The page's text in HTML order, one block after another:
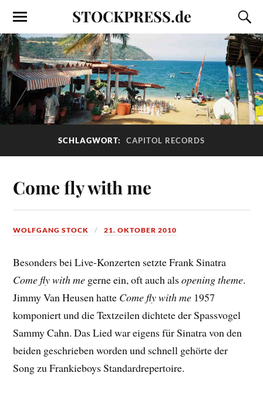
STOCKPRESS.de
SCHLAGWORT: CAPITOL RECORDS
Come fly with me
WOLFGANG STOCK 21. OKTOBER 2010
Besonders bei Live-Konzerten setzte Frank Sinatra
Come fly with me gerne ein, oft auch alsopening theme.
Jimmy Van Heusen hatte Come fly with me 1957
komponiert und die Textzeilen dichtete der Spassvogel
Sammy Cahn. Das Lied war eigens für Sinatra von den
beiden geschrieben worden und schnell gehörte der
Song zu Frankieboys Standardrepertoire.